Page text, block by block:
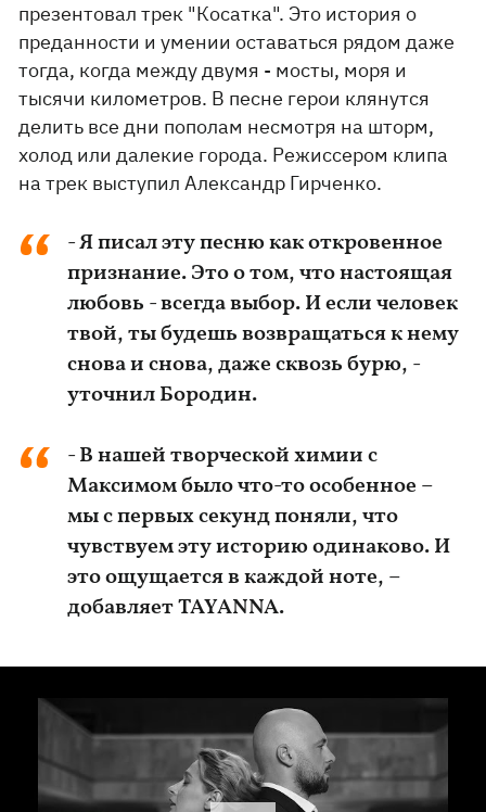
презентовал трек "Косатка". Это история о
преданности и умении оставаться рядом даже
тогда, когда между двумя - мосты, моря и
тысячи километров. В песне герои клянутся
делить все дни пополам несмотря на шторм,
холод или далекие города. Режиссером клипа
на трек выступил Александр Гирченко.
- Я писал эту песню как откровенное
признание. Это о том, что настоящая
любовь - всегда выбор. И если человек
твой, ты будешь возвращаться к нему
снова и снова, даже сквозь бурю, -
уточнил Бородин.
- В нашей творческой химии с
Максимом было что-то особенное –
мы с первых секунд поняли, что
чувствуем эту историю одинаково. И
это ощущается в каждой ноте, –
добавляет TAYANNA.